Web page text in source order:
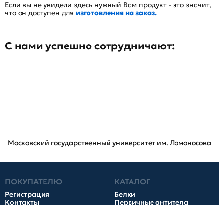
Если вы не увидели здесь нужный Вам продукт - это значит,
что он доступен для изготовления на заказ.
С нами успешно сотрудничают:
Московский государственный университет им. Ломоносова
ПОКУПАТЕЛЮ
Регистрация
Контакты
КАТАЛОГ
Белки
Первичные антитела